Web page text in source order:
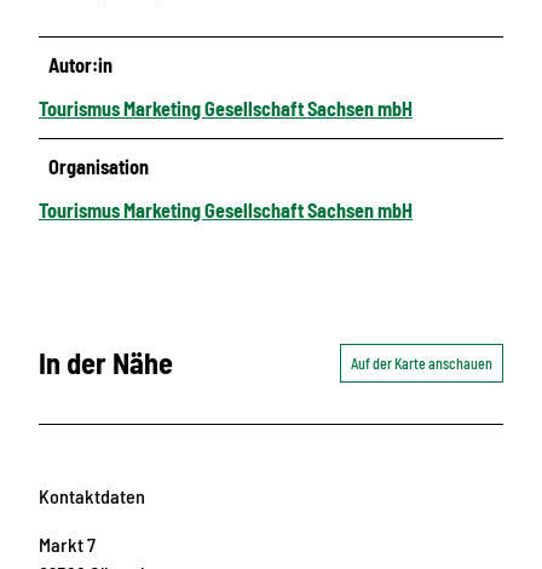
Autor:in
Tourismus Marketing Gesellschaft Sachsen mbH
Organisation
Tourismus Marketing Gesellschaft Sachsen mbH
In der Nähe Auf der Karte anschauen
Kontaktdaten
Markt 7